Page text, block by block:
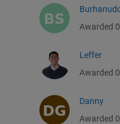
Awarded
Leffer
Awarded
Danny
Awarded